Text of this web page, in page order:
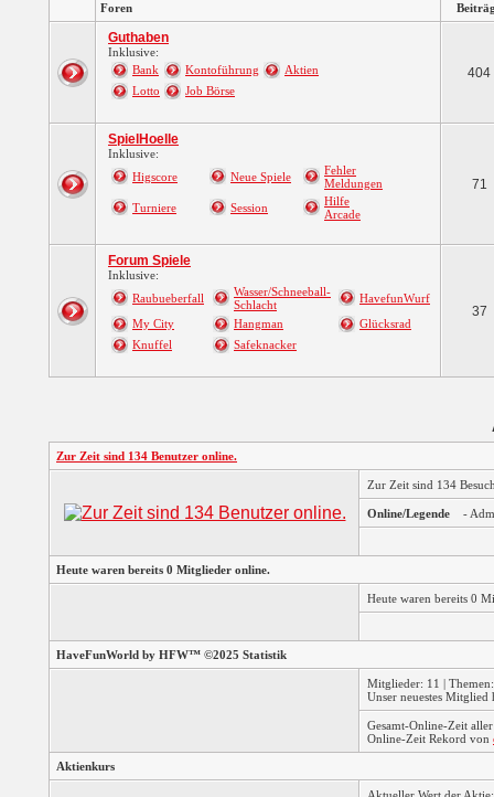
Foren
Guthaben
Inklusive:
Bank
Kontoführung
Aktien
Lotto
Job Börse
404
SpielHoelle
Inklusive:
Higscore
Neue Spiele
Fehler
Meldungen
Turniere
Session
Hilfe
Arcade
71
Forum Spiele
Inklusive:
Raubueberfall
Wasser/Schneeball-
Schlacht
HavefunWurf
My City
Hangman
Glücksrad
Knuffel
Safeknacker
37
Zur Zeit sind 134 Benutzer online.
Zur Zeit sind 134
Online/Legende -
Heute waren bereits 0 Mitglieder online.
Heute waren bereits 0
HaveFunWorld by HFW™ ©2025 Statistik
Mitglieder: 11 |
Unser neuestes
Gesamt-Online-Zeit
Online-Zeit Rekord von
Aktienkurs